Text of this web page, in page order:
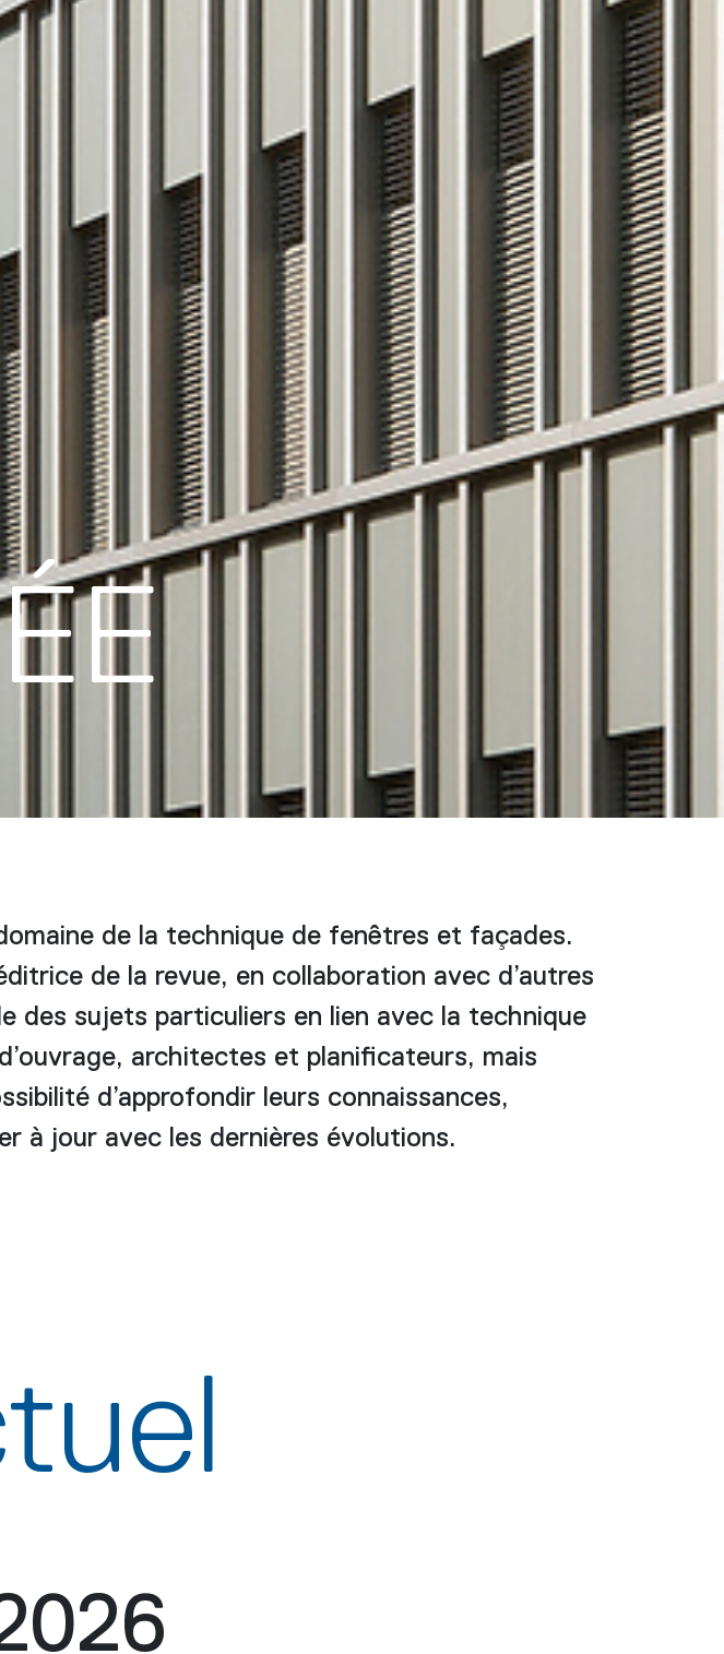
de la technique de fenêtres et façades.
de la revue, en collaboration avec d’autres
des sujets particuliers en lien avec la technique
architectes et planificateurs, mais
d’approfondir leurs connaissances,
à jour avec les dernières évolutions.